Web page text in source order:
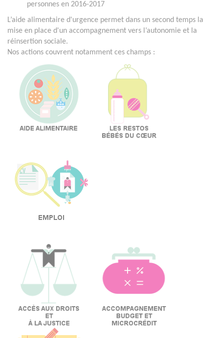
personnes en 2016-2017
L’aide alimentaire d'urgence permet dans un second temps la
mise en place d'un accompagnement vers l’autonomie et la
réinsertion sociale.
Nos actions couvrent notamment ces champs :